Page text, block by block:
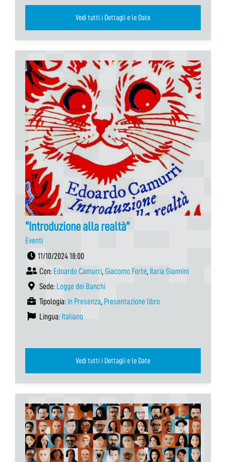
Vedi tutti i Dettagli e le Date
“Introduzione alla realtà”
Eventi
11/10/2024 18:00
Con: Edoardo Camurri, Giacomo Forte, Ilaria Giannini
Sede: Logge dei Banchi
Tipologia: In Presenza, Presentazione libro
Lingua: Italiano
Vedi tutti i Dettagli e le Date